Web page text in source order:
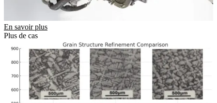
En savoir plus
Plus de cas